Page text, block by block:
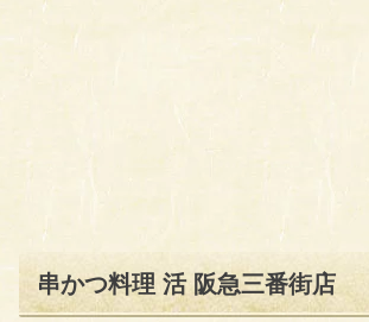
串かつ料理 活 阪急三番街店